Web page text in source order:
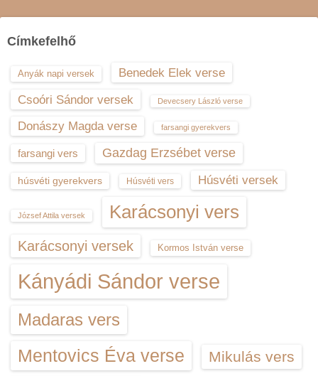
Címkefelhő
Anyák napi versek
Benedek Elek verse
Csoóri Sándor versek
Devecsery László verse
Donászy Magda verse farsangi gyerekvers
farsangi vers Gazdag Erzsébet verse
húsvéti gyerekvers Húsvéti vers Húsvéti versek
József Attila versek Karácsonyi vers
Karácsonyi versek Kormos István verse
Kányádi Sándor verse
Madaras vers
Mentovics Éva verse Mikulás vers